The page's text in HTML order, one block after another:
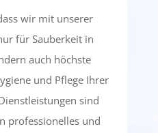
wir mit unserer
für Sauberkeit in
auch höchste
und Pflege Ihrer
sind
professionelles und